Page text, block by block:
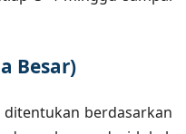
Besar)
ditentukan berdasarkan